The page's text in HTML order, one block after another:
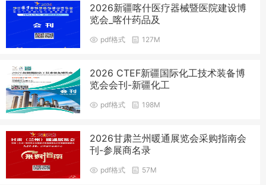
2026新疆喀什医疗器械暨医院建设博
览会_喀什药品及
pdf格式 127M
2026 CTEF新疆国际化工技术装备博
览会会刊-新疆化工
pdf格式 198M
2026甘肃兰州暖通展览会采购指南会
刊-参展商名录
pdf格式 57M